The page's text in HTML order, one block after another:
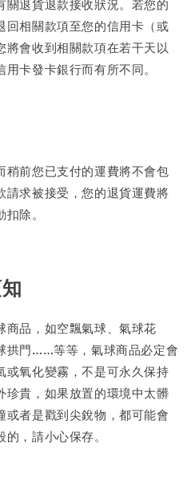
退貨退款接收狀況。若您的
回相關款項至您的信用卡（或
會收到相關款項在若干天以
卡發卡銀行而有所不同。
稍前您已支付的運費將不會包
請求被接受，您的退貨運費將
除。
商品，如空飄氣球、氣球花
拱門……等等，氣球商品必定會
或氧化變霧，不是可永久保持
珍貴，如果放置的環境中太髒
者是戳到尖銳物，都可能會
，請小心保存。